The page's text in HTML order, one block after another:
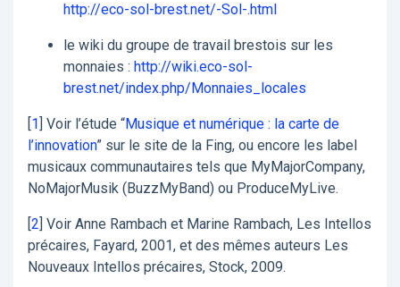
http://eco-sol-brest.net/-Sol-.html
le wiki du groupe de travail brestois sur les
monnaies : http://wiki.eco-sol-
brest.net/index.php/Monnaies_locales
1 Voir l’étude “Musique et numérique : la carte de
l’innovation” sur le site de la Fing, ou encore les label
musicaux communautaires tels que MyMajorCompany,
NoMajorMusik (BuzzMyBand) ou ProduceMyLive.
2 Voir Anne Rambach et Marine Rambach, Les Intellos
précaires, Fayard, 2001, et des mêmes auteurs Les
Nouveaux Intellos précaires, Stock, 2009.